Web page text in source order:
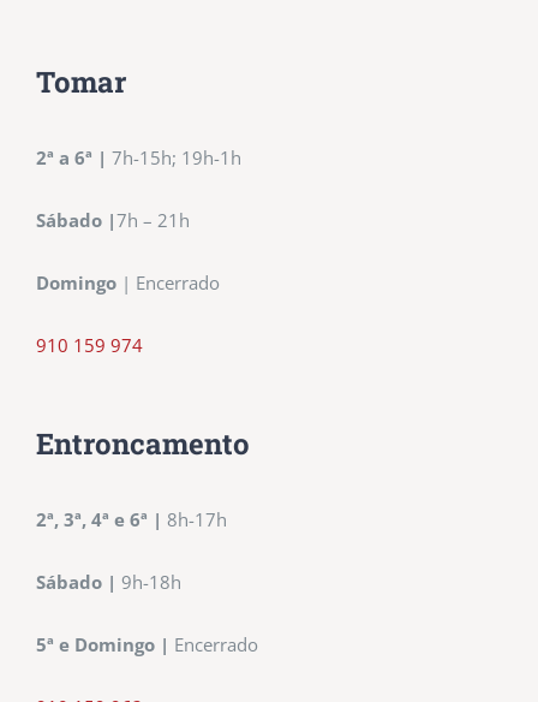
Tomar
2ª a 6ª | 7h-15h; 19h-1h
Sábado |7h – 21h
Domingo | Encerrado
910 159 974
Entroncamento
2ª, 3ª, 4ª e 6ª | 8h-17h
Sábado | 9h-18h
5ª e Domingo | Encerrado